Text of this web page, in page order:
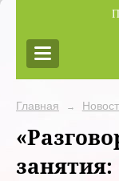
Главная →